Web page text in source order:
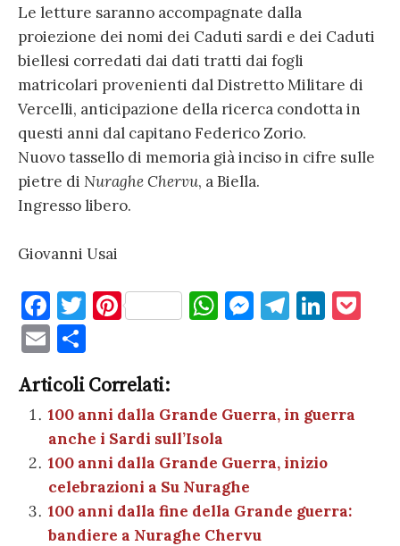
Le letture saranno accompagnate dalla
proiezione dei nomi dei Caduti sardi e dei Caduti
biellesi corredati dai dati tratti dai fogli
matricolari provenienti dal Distretto Militare di
Vercelli, anticipazione della ricerca condotta in
questi anni dal capitano Federico Zorio.
Nuovo tassello di memoria già inciso in cifre sulle
pietre di Nuraghe Chervu, a Biella.
Ingresso libero.
Giovanni Usai
F
a
c
e
b
o
o
k
T
te
r
Pi
es
t
W
A
p
p
M
g
T
a
m
Li
dI
E
m
ai
l
n
di
vi
di
Articoli Correlati:
100 anni dalla Grande Guerra, in guerra
anche i Sardi sull’Isola
100 anni dalla Grande Guerra, inizio
celebrazioni a Su Nuraghe
100 anni dalla fine della Grande guerra:
bandiere a Nuraghe Chervu